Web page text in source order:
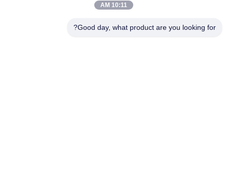
10:11 AM
Good day, what product are you looking for?